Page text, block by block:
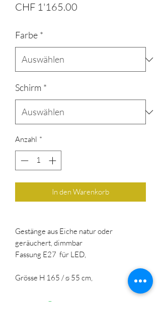
CHF 1'165.00
Farbe *
Schirm *
Anzahl *
In den Warenkorb
Gestänge aus Eiche natur oder
geräuchert, dimmbar
Fassung E27 für LED,
Grösse H 165 / ø 55 cm,